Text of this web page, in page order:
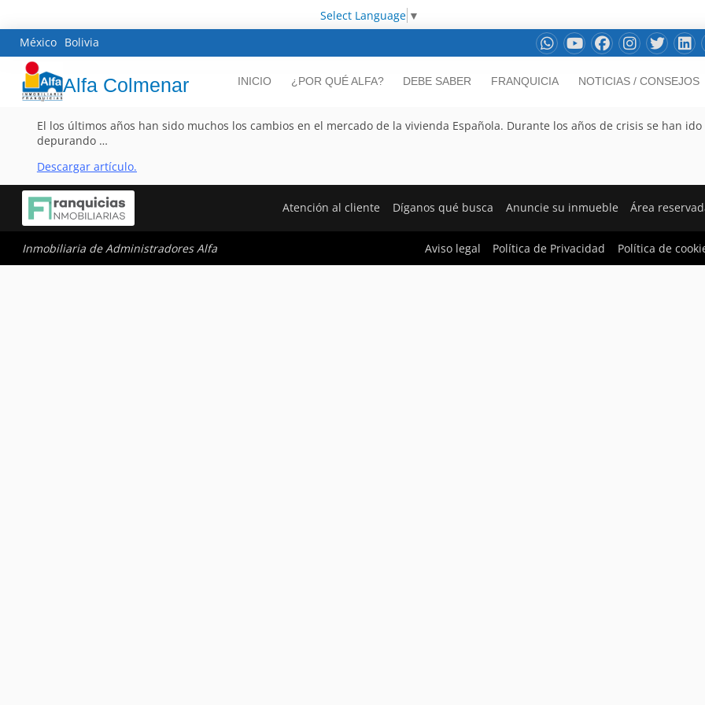
Select Language ▼
México Bolivia
Alfa Colmenar INICIO ¿POR QUÉ ALFA? DEBE SABER FRANQUICIA NOTICIAS / CONSEJOS
El los últimos años han sido muchos los cambios en el mercado de la vivienda Española. Durante los años de crisis se han ido
depurando …
Descargar artículo.
Atención al cliente Díganos qué busca Anuncie su inmueble Área
Inmobiliaria de Administradores Alfa Aviso legal Política de Privacidad Política de